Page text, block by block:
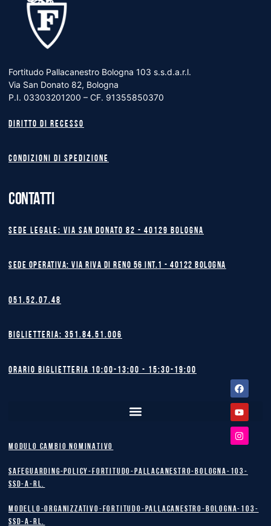
Facebook
Youtube
Instagram
Fortitudo Pallacanestro Bologna 103 s.s.d.a.r.l.
Via San Donato 82, Bologna
P.I. 03303201200 – CF. 91355850370
Diritto di recesso
Condizioni di spedizione
CONTATTI
Sede legale: Via San Donato 82 - 40129 BOLOGNA
Sede operativa: Via Riva di Reno 56 int.1 - 40122 BOLOGNA
051.52.07.48
Biglietteria: 351.84.51.006
Orario biglietteria 10:00-13:00 - 15:30-19:00
MODULO CAMBIO NOMINATIVO
safeguarding-policy-Fortitudo-Pallacanestro-Bologna-103-
SSD-A-RL.
Modello-Organizzativo-Fortitudo-Pallacanestro-Bologna-103-
SSD-A-RL.